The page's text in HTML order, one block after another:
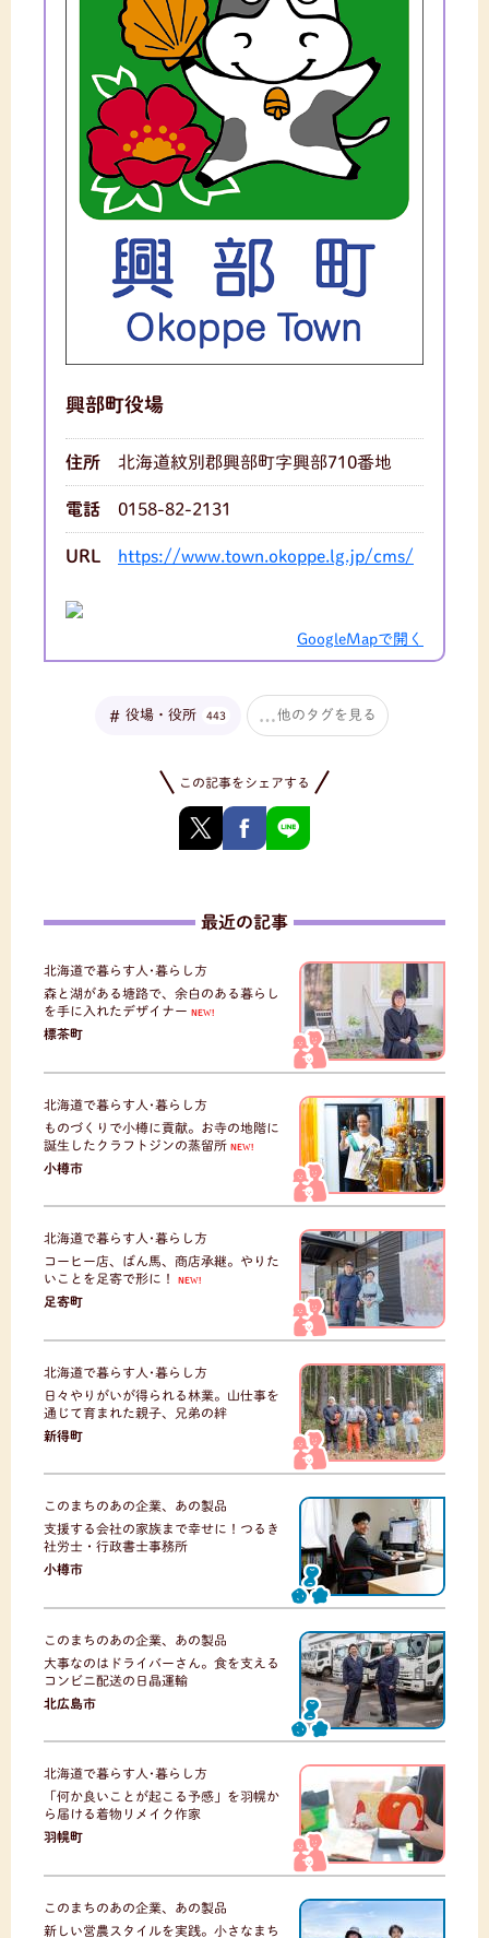
興部町役場
住所 北海道紋別郡興部町字興部710番地
電話 0158-82-2131
URL https://www.town.okoppe.lg.jp/cms/
GoogleMapで開く
役場・役所 443 他のタグを見る
この記事をシェアする
最近の記事
北海道で暮らす人･暮らし方
森と湖がある塘路で、余白のある暮らし
を手に入れたデザイナー
NEW!
標茶町
北海道で暮らす人･暮らし方
ものづくりで小樽に貢献。お寺の地階に
誕生したクラフトジンの蒸留所 NEW!
小樽市
北海道で暮らす人･暮らし方
コーヒー店、ばん馬、商店承継。やりた
いことを足寄で形に！
NEW!
足寄町
北海道で暮らす人･暮らし方
日々やりがいが得られる林業。山仕事を
通じて育まれた親子、兄弟の絆
新得町
このまちのあの企業、あの製品
支援する会社の家族まで幸せに！つるき
社労士・行政書士事務所
小樽市
このまちのあの企業、あの製品
大事なのはドライバーさん。食を支える
コンビニ配送の日晶運輸
北広島市
北海道で暮らす人･暮らし方
「何か良いことが起こる予感」を羽幌か
ら届ける着物リメイク作家
羽幌町
このまちのあの企業、あの製品
新しい営農スタイルを実践。小さなまち